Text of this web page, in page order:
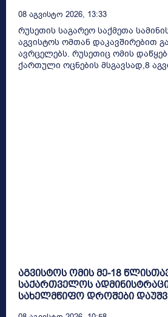
08 Აგვისტო 2026, 13:33
რუსეთის საგარეო საქმეთა
აგვისტოს ომთან დაკავშირებით
ავრცელებს. რუსეთიც ომის
ქართული ოცნების მსგავსად,8
აგვისტოს ომის მე-18
საქართველოს
სახელმწიფო დროშები